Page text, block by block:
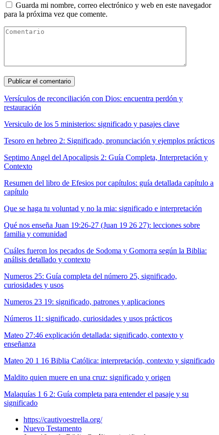
Guarda mi nombre, correo electrónico y web en este navegador
para la próxima vez que comente.
Versículos de reconciliación con Dios: encuentra perdón y
restauración
Versiculo de los 5 ministerios: significado y pasajes clave
Tesoro en hebreo 2: Significado, pronunciación y ejemplos prácticos
Septimo Angel del Apocalipsis 2: Guía Completa, Interpretación y
Contexto
Resumen del libro de Efesios por capítulos: guía detallada capítulo a
capítulo
Que se haga tu voluntad y no la mia: significado e interpretación
Qué nos enseña Juan 19:26-27 (Juan 19 26 27): lecciones sobre
familia y comunidad
Cuáles fueron los pecados de Sodoma y Gomorra según la Biblia:
análisis detallado y contexto
Numeros 25: Guía completa del número 25, significado,
curiosidades y usos
Numeros 23 19: significado, patrones y aplicaciones
Números 11: significado, curiosidades y usos prácticos
Mateo 27:46 explicación detallada: significado, contexto y
enseñanza
Mateo 20 1 16 Biblia Católica: interpretación, contexto y significado
Maldito quien muere en una cruz: significado y origen
Malaquías 1 6 2: Guía completa para entender el pasaje y su
significado
https://cautivoestrella.org/
Nuevo Testamento